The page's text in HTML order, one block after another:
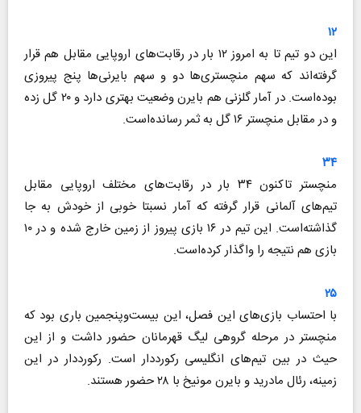
۱۲
این دو تیم تا به امروز ۱۲ بار در رقابت‌های اروپایی مقابل هم قرار
گرفته‌اند که سهم منچستری‌ها دو و سهم بایرنی‌ها پنج پیروزی
بوده‌است. در آمار گلزنی هم بایرن وضعیت بهتری دارد و ۲۰ گل زده
و در مقابل منچستر ۱۶ گل به ثمر رسانده‌است.
۳۴
منچستر تاکنون ۳۴ بار در رقابت‌های مختلف اروپایی مقابل
تیم‌های آلمانی قرار گرفته که آمار نسبتا خوبی از خودش به جا
گذاشته‌است. این تیم در ۱۶ بازی پیروز از زمین خارج شده و در ۱۰
بازی هم نتیجه را واگذار کرده‌است.
۲۵
با احتساب بازی‌های این فصل، این بیست‌و‌پنجمین باری بود که
منچستر در مرحله گروهی لیگ قهرمانان حضور داشت و از این
حیث در بین تیم‌های انگلیسی رکورددار است. رکورددار در این
زمینه، رئال مادرید و بایرن مونیخ با ۲۸ حضور هستند.